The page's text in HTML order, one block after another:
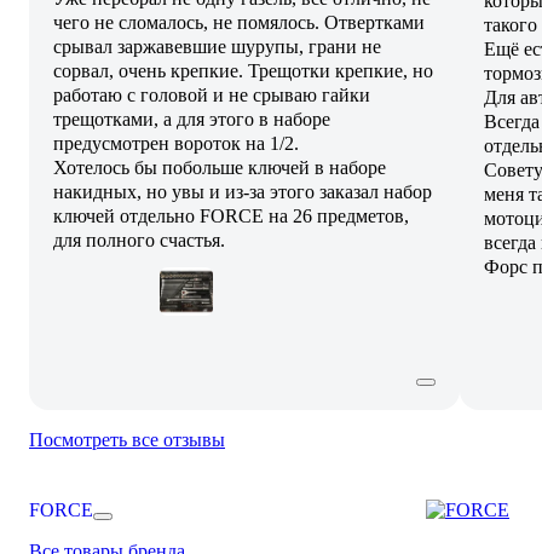
чего не сломалось, не помялось. Отвертками
срывал заржавевшие шурупы, грани не
сорвал, очень крепкие. Трещотки крепкие, но
работаю с головой и не срываю гайки
трещотками, а для этого в наборе
предусмотрен вороток на 1/2.
Хотелось бы побольше ключей в наборе
накидных, но увы и из-за этого заказал набор
ключей отдельно FORCE на 26 предметов,
для полного счастья.
Ещё
Для
меня
Форс
Посмотреть все отзывы
FORCE